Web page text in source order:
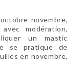
novembre,
modération,
un mastic
se pratique de
en novembre,